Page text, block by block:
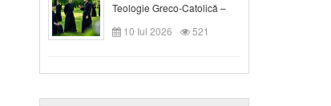
Teologie Greco-Catolică –
Departamentul Blaj în anul
universitar 2026/2027
10 Iul 2026 521